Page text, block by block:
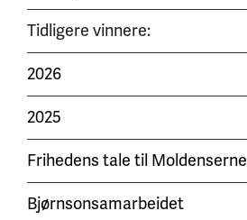
Tidligere vinnere:
2026
2025
Frihedens tale til Moldenserne
Bjørnsonsamarbeidet